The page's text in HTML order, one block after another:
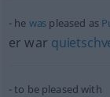
he was pleased as
er war
to be pleased with